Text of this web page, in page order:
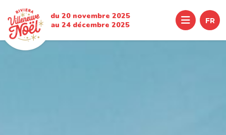
du 20 novembre 2025
au 24 décembre 2025
Menu
FR